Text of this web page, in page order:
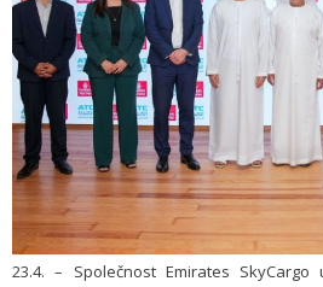
23.4. – Společnost Emirates